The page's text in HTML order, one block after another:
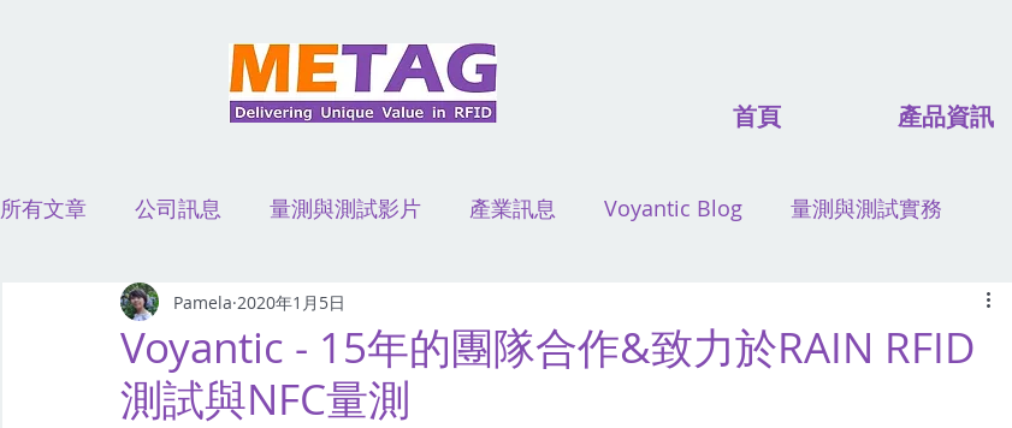
首頁 產品資訊
所有文章 公司訊息 量測與測試影片 產業訊息 Voyantic Blog 量測與測試實務
演講活動 應用案例影片
Voyantic - 15年的團隊合作&致力於RAIN RFID
測試與NFC量測
Pamela 2020年1月5日